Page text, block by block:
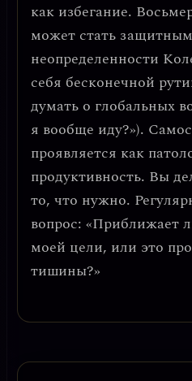
как избегание.
может стать
неопределенности
себя бесконечной
думать о глобальных
я вообще иду?»).
проявляется как
продуктивность. Вы
то, что нужно.
вопрос: «Приближает
моей цели, или это
тишины?»